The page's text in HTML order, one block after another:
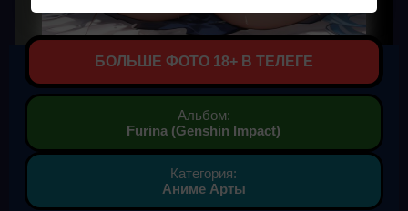
БОЛЬШЕ ФОТО 18+ В ТЕЛЕГЕ
Альбом:
Furina (Genshin Impact)
Категория:
Аниме Арты